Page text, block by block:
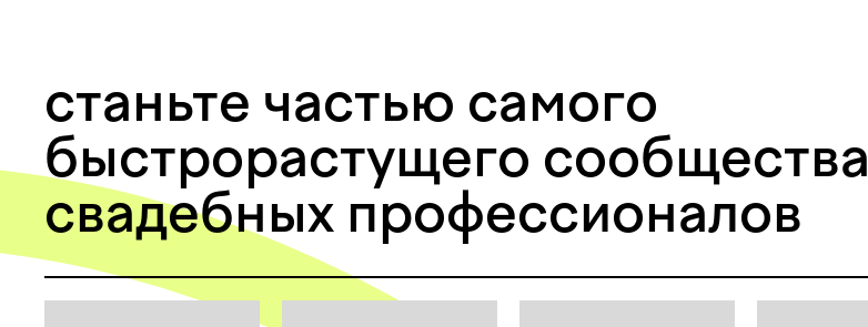
станьте частью самого
быстрорастущего сообщества
свадебных профессионалов